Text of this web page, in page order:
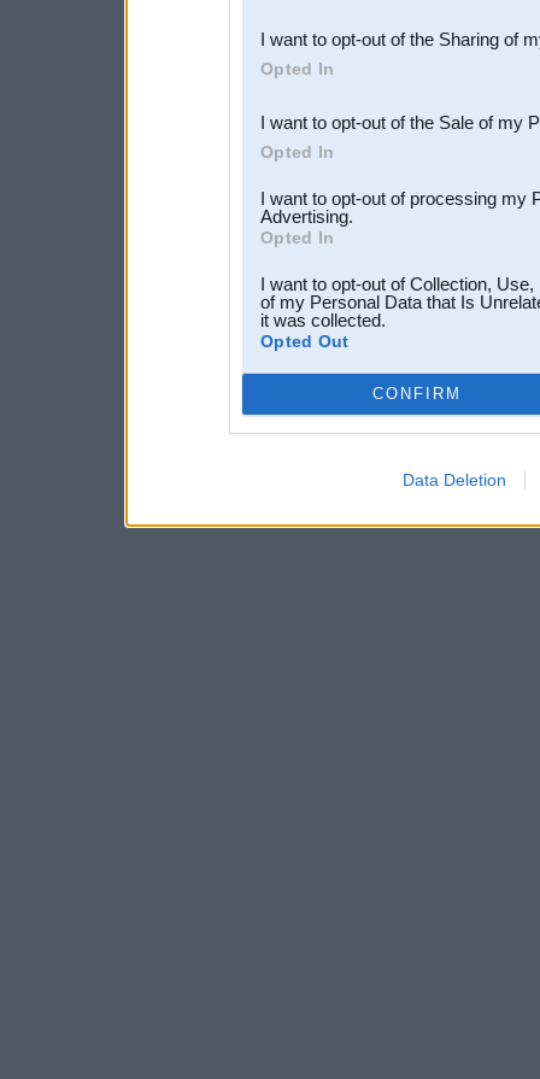
Downstream Participants
third parties.
I want to opt-out of the Sharing of
Opted In
I want to opt-out of the Sale of my
Opted In
I want to opt-out of processing my
Advertising.
Opted In
I want to opt-out of Collection,
of my Personal Data that Is
it was collected.
Opted Out
CONFIRM
Data Deletion